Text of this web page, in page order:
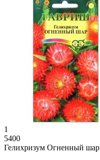
1
5400
Гелихризум Огненный шар